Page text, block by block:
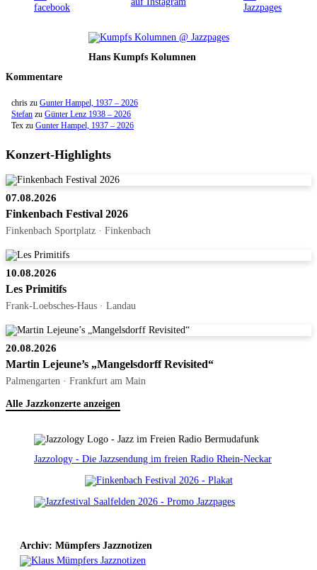
Hans Kumpfs Kolumnen
Kommentare
chris zu Gunter Hampel, 1937 – 2026
Stefan zu Günter Lenz 1938 – 2026
Tex zu Gunter Hampel, 1937 – 2026
Konzert-Highlights
07.08.2026
Finkenbach Festival 2026
Finkenbach Sportplatz · Finkenbach
10.08.2026
Les Primitifs
Frank-Loebsches-Haus · Landau
20.08.2026
Martin Lejeune’s „Mangelsdorff Revisited“
Palmengarten · Frankfurt am Main
Alle Jazzkonzerte anzeigen
Jazzology - Die Jazzsendung im freien Radio Rhein-Neckar
Archiv: Mümpfers Jazznotizen